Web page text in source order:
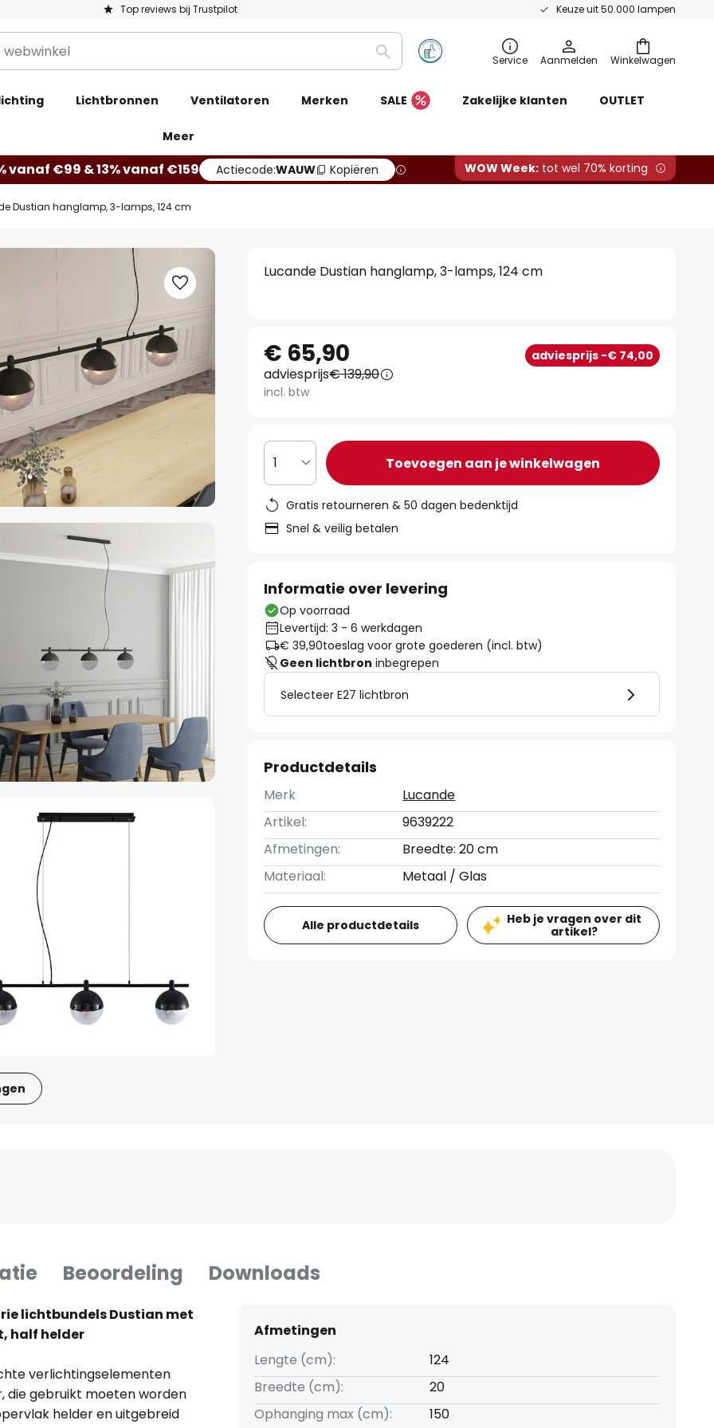
Top reviews bij Trustpilot Keuze uit 50.000 lampen
Winkelwagen
Zoeken Service Aanmelden
Lichtbronnen Ventilatoren Merken SALE Zakelijke klanten OUTLET
Meer
vanaf €99 & 13% vanaf €159 Actiecode:WAUW Kopiëren WOW Week: tot wel 70% korting
Dustian hanglamp, 3-lamps, 124 cm
Lucande Dustian hanglamp, 3-lamps, 124 cm
€ 65,90 adviesprijs -€ 74,00
adviesprijs€ 139,90
incl. btw
1 Toevoegen aan je winkelwagen
Gratis retourneren & 50 dagen bedenktijd
Snel & veilig betalen
Informatie over levering
Op voorraad
Levertijd: 3 - 6 werkdagen
€ 39,90toeslag voor grote goederen (incl. btw)
Geen lichtbron inbegrepen
Selecteer E27 lichtbron
Productdetails
Merk
Lucande
Artikel:
9639222
Afmetingen:
Breedte: 20 cm
Materiaal:
Metaal / Glas
Alle productdetails
Heb je vragen over dit
artikel?
Beoordeling Downloads
lichtbundels Dustian met
half helder
verlichtingselementen
die gebruikt moeten worden
helder en uitgebreid
Afmetingen
Lengte (cm):
124
Breedte (cm):
20
Ophanging max (cm):
150